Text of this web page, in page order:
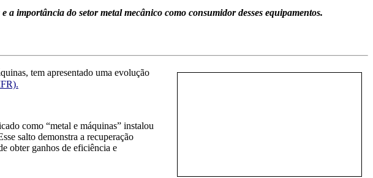
importância do setor metal mecânico como consumidor desses equipamentos.
tem apresentado uma evolução
como “metal e máquinas” instalou
salto demonstra a recuperação
obter ganhos de eficiência e